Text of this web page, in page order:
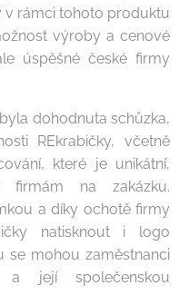
v rámci tohoto produktu
výroby a cenové
úspěšné české firmy
dohodnuta schůzka,
REkrabičky, včetně
které je unikátní,
firmám na zakázku.
a díky ochotě firmy
natisknout i logo
se mohou zaměstnanci
její společenskou